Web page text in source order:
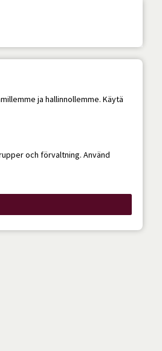
ja hallinnollemme. Käytä
och förvaltning. Använd